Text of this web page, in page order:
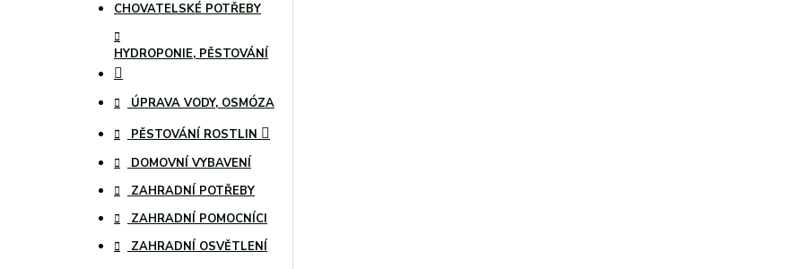
CHOVATELSKÉ POTŘEBY
HYDROPONIE, PĚSTOVÁNÍ
ÚPRAVA VODY, OSMÓZA
PĚSTOVÁNÍ ROSTLIN
DOMOVNÍ VYBAVENÍ
ZAHRADNÍ POTŘEBY
ZAHRADNÍ POMOCNÍCI
ZAHRADNÍ OSVĚTLENÍ